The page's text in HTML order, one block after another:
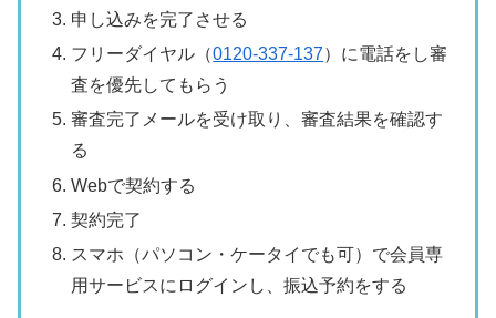
申し込みを完了させる
フリーダイヤル（0120-337-137）に電話をし審
査を優先してもらう
審査完了メールを受け取り、審査結果を確認す
る
Webで契約する
契約完了
スマホ（パソコン・ケータイでも可）で会員専
用サービスにログインし、振込予約をする